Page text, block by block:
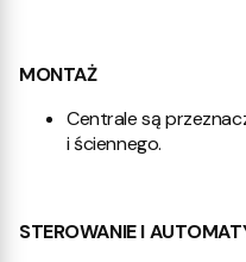
MONTAŻ
Centrale są
i ściennego.
STEROWANIE I